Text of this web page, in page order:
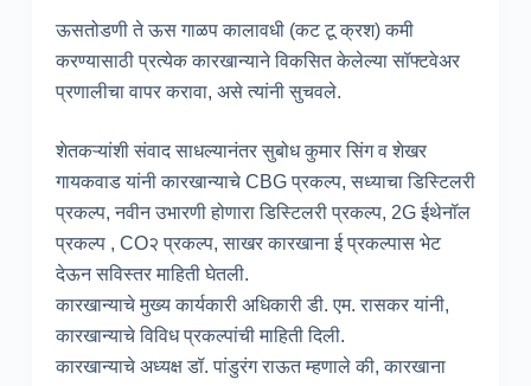
ऊसतोडणी ते ऊस गाळप कालावधी (कट टू क्रश) कमी
करण्यासाठी प्रत्येक कारखान्याने विकसित केलेल्या सॉफ्टवेअर
प्रणालीचा वापर करावा, असे त्यांनी सुचवले.
शेतकऱ्यांशी संवाद साधल्यानंतर सुबोध कुमार सिंग व शेखर
गायकवाड यांनी कारखान्याचे CBG प्रकल्प, सध्याचा डिस्टिलरी
प्रकल्प, नवीन उभारणी होणारा डिस्टिलरी प्रकल्प, 2G ईथेनॉल
प्रकल्प , CO२ प्रकल्प, साखर कारखाना ई प्रकल्पास भेट
देऊन सविस्तर माहिती घेतली.
कारखान्याचे मुख्य कार्यकारी अधिकारी डी. एम. रासकर यांनी,
कारखान्याचे विविध प्रकल्पांची माहिती दिली.
कारखान्याचे अध्यक्ष डॉ. पांडुरंग राऊत म्हणाले की, कारखाना